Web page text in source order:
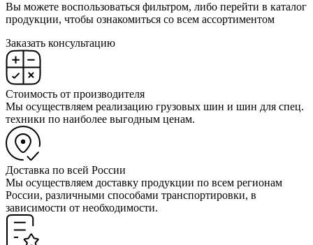
Вы можете воспользоваться фильтром, либо перейти в каталог
продукции, чтобы ознакомиться со всем ассортиментом
Заказать консультацию
Стоимость от производителя
Мы осуществляем реализацию грузовых шин и шин для спец.
техники по наиболее выгодным ценам.
Доставка по всей России
Мы осуществляем доставку продукции по всем регионам
России, различными способами транспортировки, в
зависимости от необходимости.